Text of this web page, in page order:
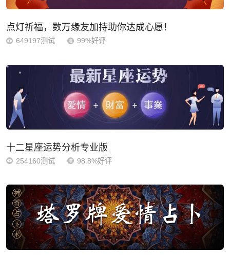
点灯祈福，数万缘友加持助你达成心愿！
649197测试 99%好评
十二星座运势分析专业版
254160测试 98.8%好评